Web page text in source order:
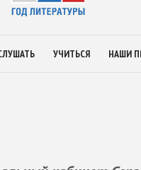
УЧИТЬСЯ НАШИ